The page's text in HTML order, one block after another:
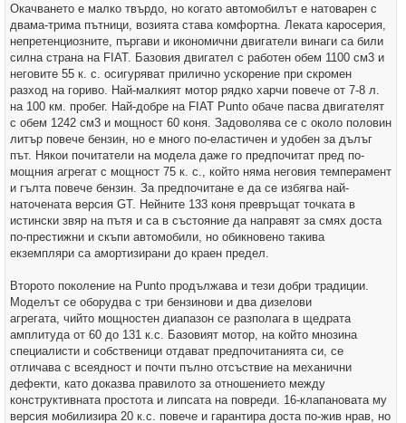
Окачването е малко твърдо, но когато автомобилът е натоварен с
двама-трима пътници, возията става комфортна. Леката каросерия,
непретенциозните, пъргави и икономични двигатели винаги са били
силна страна на FIAT. Базовия двигател с работен обем 1100 см3 и
неговите 55 к. с. осигуряват прилично ускорение при скромен
разход на гориво. Най-малкият мотор рядко харчи повече от 7-8 л.
на 100 км. пробег. Най-добре на FIAT Punto обаче пасва двигателят
с обем 1242 см3 и мощност 60 коня. Задоволява се с около половин
литър повече бензин, но е много по-еластичен и удобен за дълъг
път. Някои почитатели на модела даже го предпочитат пред по-
мощния агрегат с мощност 75 к. с., който няма неговия темперамент
и гълта повече бензин. За предпочитане е да се избягва най-
наточената версия GT. Нейните 133 коня превръщат точката в
истински звяр на пътя и са в състояние да направят за смях доста
по-престижни и скъпи автомобили, но обикновено такива
екземпляри са амортизирани до краен предел.
Второто поколение на Punto продължава и тези добри традиции.
Моделът се оборудва с три бензинови и два дизелови
агрегата, чийто мощностен диапазон се разполага в щедрата
амплитуда от 60 до 131 к.с. Базовият мотор, на който мнозина
специалисти и собственици отдават предпочитанията си, се
отличава с всеядност и почти пълно отсъствие на механични
дефекти, като доказва правилото за отношението между
конструктивната простота и липсата на повреди. 16-клапановата му
версия мобилизира 20 к.с. повече и гарантира доста по-жив нрав, но